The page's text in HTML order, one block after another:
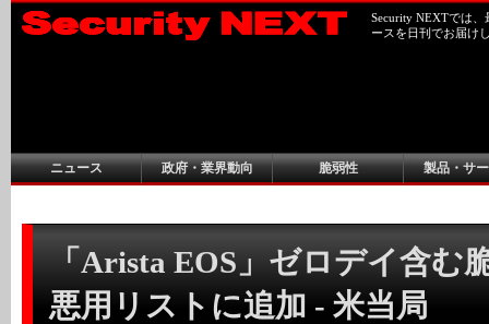
Security NEXTでは
ースを日刊でお届け
ニュース 政府・業界動向 脆弱性 製品・サ
「Arista EOS」ゼロデイ含む
悪用リストに追加 - 米当局